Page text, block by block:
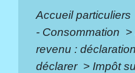
Accueil particuliers
- Consommation >
revenu :
déclarer > Impôt